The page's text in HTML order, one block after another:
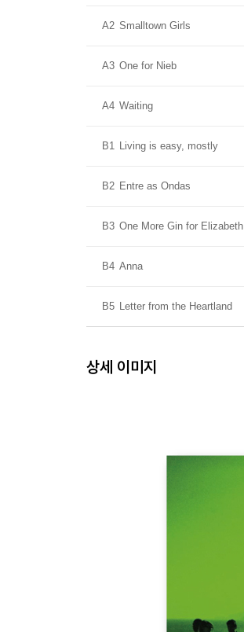
A2 Smalltown Girls
A3 One for Nieb
A4 Waiting
B1 Living is easy, mostly
B2 Entre as Ondas
B3 One More Gin for Elizabeth
B4 Anna
B5 Letter from the Heartland
상세 이미지